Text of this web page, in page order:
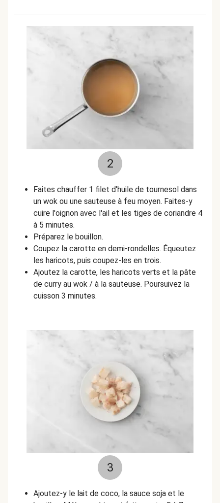
2
Faites chauffer 1 filet d'huile de tournesol dans
un wok ou une sauteuse à feu moyen. Faites-y
cuire l'oignon avec l'ail et les tiges de coriandre 4
à 5 minutes.
Préparez le bouillon.
Coupez la carotte en demi-rondelles. Équeutez
les haricots, puis coupez-les en trois.
Ajoutez la carotte, les haricots verts et la pâte
de curry au wok / à la sauteuse. Poursuivez la
cuisson 3 minutes.
3
Ajoutez-y le lait de coco, la sauce soja et le